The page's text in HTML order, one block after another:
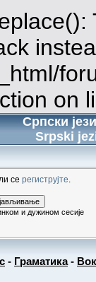
on
Српски
Srpski
се региструјте
и дужином сесије
- Граматика-